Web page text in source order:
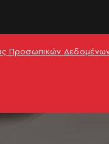
Προσωπικών